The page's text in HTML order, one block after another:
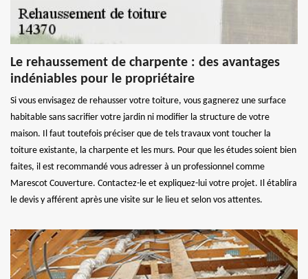
Le rehaussement de charpente : des avantages
indéniables pour le propriétaire
Si vous envisagez de rehausser votre toiture, vous gagnerez une surface
habitable sans sacrifier votre jardin ni modifier la structure de votre
maison. Il faut toutefois préciser que de tels travaux vont toucher la
toiture existante, la charpente et les murs. Pour que les études soient bien
faites, il est recommandé vous adresser à un professionnel comme
Marescot Couverture. Contactez-le et expliquez-lui votre projet. Il établira
le devis y afférent après une visite sur le lieu et selon vos attentes.